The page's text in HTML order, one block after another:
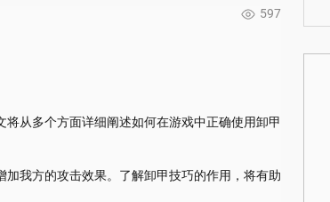
597
从多个方面详细阐述如何在游戏中正确使用卸甲
我方的攻击效果。了解卸甲技巧的作用，将有助